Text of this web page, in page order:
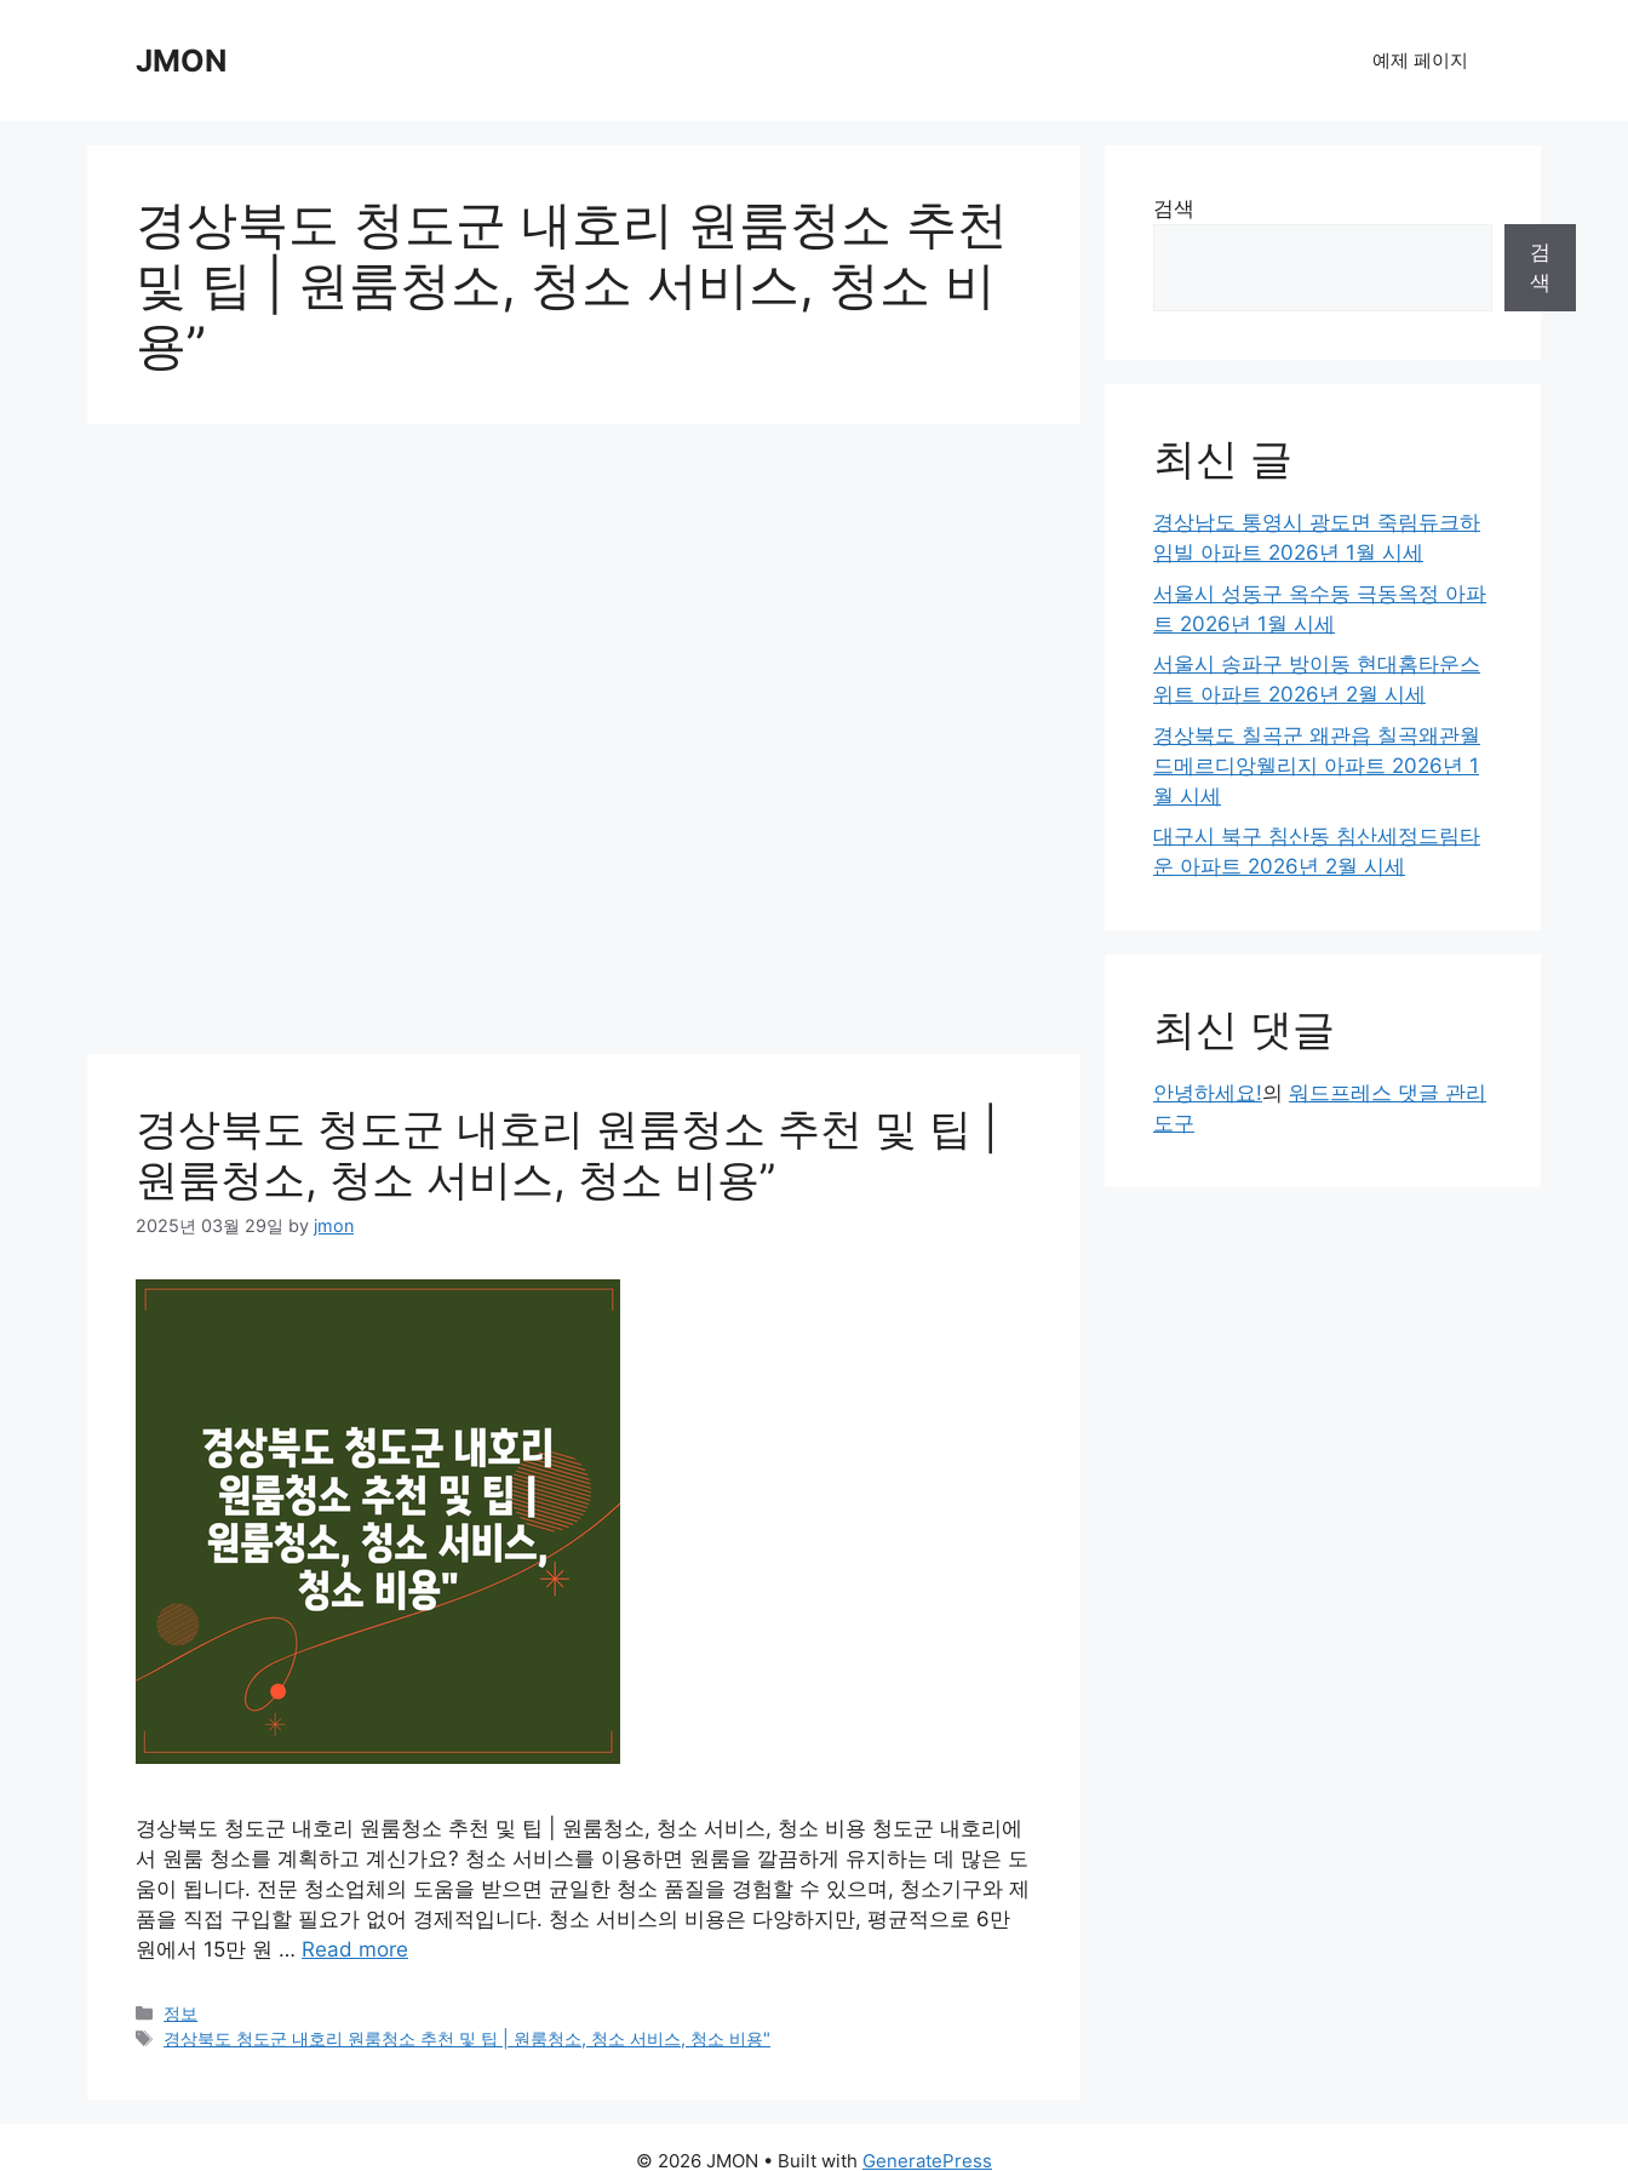
JMON 예제 페이지
경상북도 청도군 내호리 원룸청소 추천
및 팁 | 원룸청소, 청소 서비스, 청소 비
용”
경상북도 청도군 내호리 원룸청소 추천 및 팁 |
원룸청소, 청소 서비스, 청소 비용”
2025년 03월 29일 by jmon
경상북도 청도군 내호리 원룸청소 추천 및 팁 | 원룸청소, 청소 서비스, 청소 비용 청도군 내호리에
서 원룸 청소를 계획하고 계신가요? 청소 서비스를 이용하면 원룸을 깔끔하게 유지하는 데 많은 도
움이 됩니다. 전문 청소업체의 도움을 받으면 균일한 청소 품질을 경험할 수 있으며, 청소기구와 제
품을 직접 구입할 필요가 없어 경제적입니다. 청소 서비스의 비용은 다양하지만, 평균적으로 6만
원에서 15만 원 … Read more
Categories
정보
Tags
경상북도 청도군 내호리 원룸청소 추천 및 팁 | 원룸청소, 청소 서비스, 청소 비용"
검색
검
색
최신 글
경상남도 통영시 광도면 죽림듀크하
임빌 아파트 2026년 1월 시세
서울시 성동구 옥수동 극동옥정 아파
트 2026년 1월 시세
서울시 송파구 방이동 현대홈타운스
위트 아파트 2026년 2월 시세
경상북도 칠곡군 왜관읍 칠곡왜관월
드메르디앙웰리지 아파트 2026년 1
월 시세
대구시 북구 침산동 침산세정드림타
운 아파트 2026년 2월 시세
최신 댓글
안녕하세요!의 워드프레스 댓글 관리
도구
© 2026 JMON • Built with GeneratePress